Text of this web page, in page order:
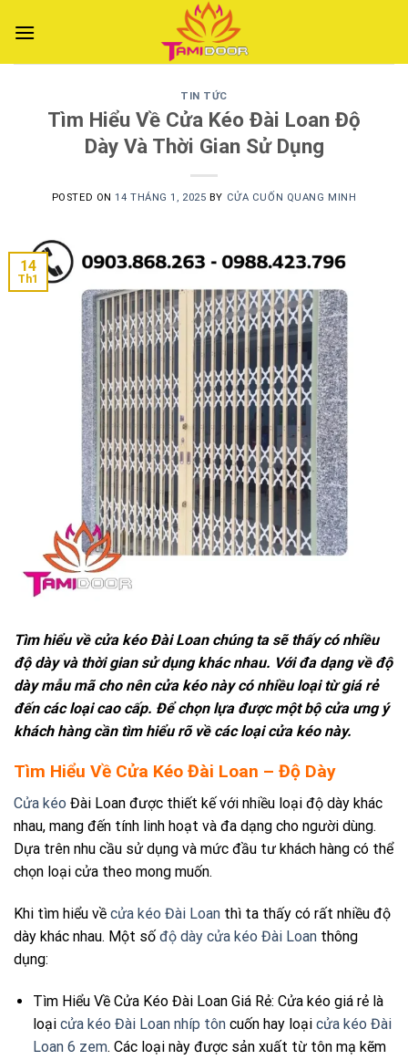
TIN TỨC
Tìm Hiểu Về Cửa Kéo Đài Loan Độ
Dày Và Thời Gian Sử Dụng
POSTED ON14 THÁNG 1, 2025 BY CỬA CUỐN QUANG MINH
14
Th1
Tìm hiểu về cửa kéo Đài Loan chúng ta sẽ thấy có nhiều
độ dày và thời gian sử dụng khác nhau. Với đa dạng về độ
dày mẫu mã cho nên cửa kéo này có nhiều loại từ giá rẻ
đến các loại cao cấp. Để chọn lựa được một bộ cửa ưng ý
khách hàng cần tìm hiểu rõ về các loại cửa kéo này.
Tìm Hiểu Về Cửa Kéo Đài Loan – Độ Dày
Cửa kéo Đài Loan được thiết kế với nhiều loại độ dày khác
nhau, mang đến tính linh hoạt và đa dạng cho người dùng.
Dựa trên nhu cầu sử dụng và mức đầu tư khách hàng có thể
chọn loại cửa theo mong muốn.
Khi tìm hiểu về cửa kéo Đài Loan thì ta thấy có rất nhiều độ
dày khác nhau. Một số độ dày cửa kéo Đài Loan thông
dụng:
Tìm Hiểu Về Cửa Kéo Đài Loan Giá Rẻ: Cửa kéo giá rẻ là
loại cửa kéo Đài Loan nhíp tôncuốn hay loại cửa kéo Đài
Loan 6 zem. Các loại này được sản xuất từ tôn mạ kẽm